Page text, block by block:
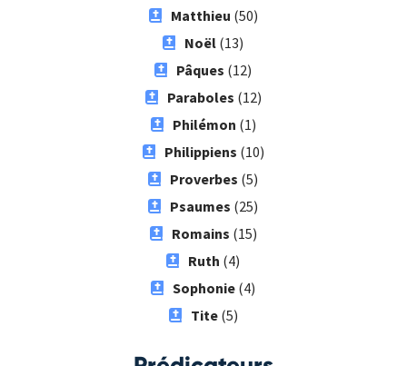
Matthieu (50)
Noël (13)
Pâques (12)
Paraboles (12)
Philémon (1)
Philippiens (10)
Proverbes (5)
Psaumes (25)
Romains (15)
Ruth (4)
Sophonie (4)
Tite(5)